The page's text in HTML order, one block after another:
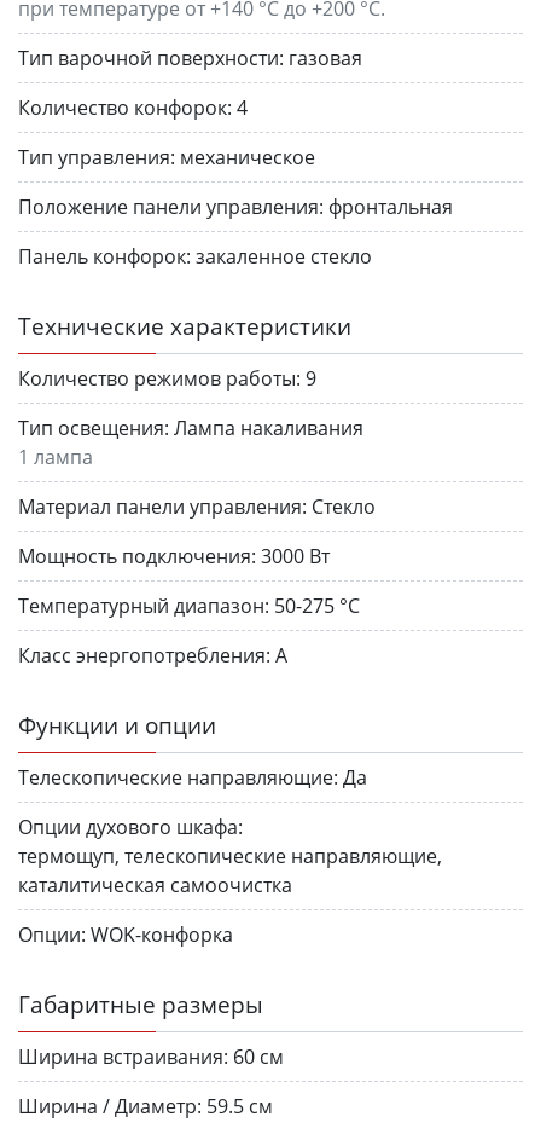
при температуре от +140 °C до +200 °C.
Тип варочной поверхности: газовая
Количество конфорок: 4
Тип управления: механическое
Положение панели управления: фронтальная
Панель конфорок: закаленное стекло
Технические характеристики
Количество режимов работы: 9
Тип освещения: Лампа накаливания
1 лампа
Материал панели управления: Стекло
Мощность подключения: 3000 Вт
Температурный диапазон: 50-275 °C
Класс энергопотребления: A
Функции и опции
Телескопические направляющие: Да
Опции духового шкафа:
термощуп, телескопические направляющие,
каталитическая самоочистка
Опции: WOK-конфорка
Габаритные размеры
Ширина встраивания: 60 см
Ширина / Диаметр: 59.5 см